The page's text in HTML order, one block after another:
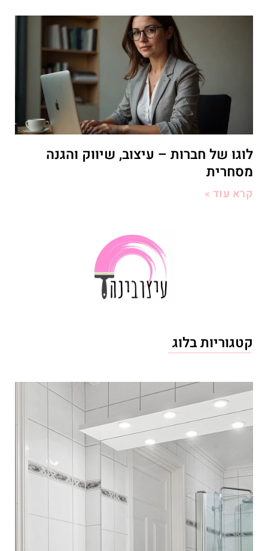
לוגו של חברות – עיצוב, שיווק והגנה
מסחרית
קרא עוד »
קטגוריות בלוג